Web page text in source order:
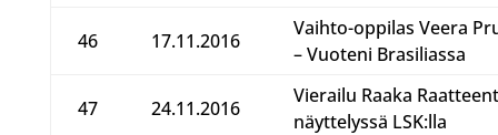
46 17.11.2016
Vaihto-oppilas Veera
– Vuoteni Brasiliassa
47 24.11.2016
Vierailu Raaka
näyttelyssä LSK:lla